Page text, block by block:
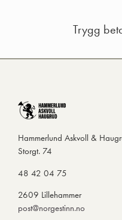
Trygg
Hammerlund Askvoll &
Storgt. 74
48 42 04 75
2609 Lillehammer
post@norgestinn.no